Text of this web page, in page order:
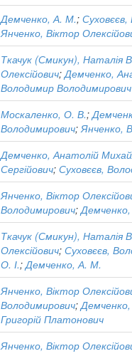
Демченко, А. М.;
Янченко, Віктор
Ткачук (Смикун), Наталія
Олексійович;Демченко,
Володимир Володимирович
Москаленко, О. В.;
Володимирович;Янченко,
Демченко, Анатолій
Сергійович; Суховєєв,
Янченко, Віктор
Володимирович;
Ткачук (Смикун), Наталія
Олексійович; Суховєєв,
О. І.;Демченко, А. М.
Янченко, Віктор
Володимирович;
Григорій Платонович
Янченко, Віктор